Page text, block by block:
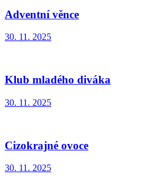
Adventní věnce
30. 11. 2025
Klub mladého diváka
30. 11. 2025
Cizokrajné ovoce
30. 11. 2025